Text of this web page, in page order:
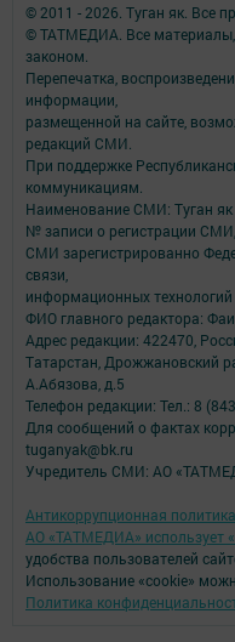
© 2011 - 2026. Туган як. Все
© ТАТМЕДИА. Все
законом.
Перепечатка,
информации,
размещенной на сайте,
редакций СМИ.
При поддержке
коммуникациям.
Наименование СМИ: Туган як
№ записи о регистрации
СМИ зарегистрированно
связи,
информационных
ФИО главного редактора:
Адрес редакции: 422470,
Татарстан, Дрожжановский
А.Абязова, д.5
Телефон редакции: Тел.: 8
Для сообщений о фактах
tuganyak@bk.ru
Учредитель СМИ: АО
Антикоррупционная политика
АО «ТАТМЕДИА» использует
удобства пользователей
Использование «cookie»
Политика